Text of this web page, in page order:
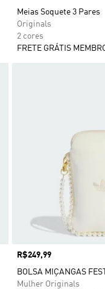
Meias Soquete 3 Pares
Originals
2 cores
FRETE GRÁTIS
Preço
R$249,99
BOLSA MIÇANGAS
Mulher Originals